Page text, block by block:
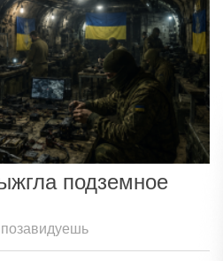
подземное